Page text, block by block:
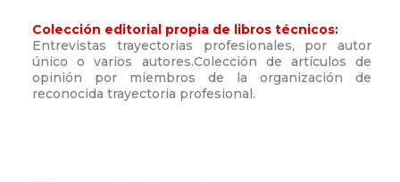
Colección editorial propia de libros técnicos:
Entrevistas trayectorias profesionales, por autor
único o varios autores.Colección de artículos de
opinión por miembros de la organización de
reconocida trayectoria profesional.